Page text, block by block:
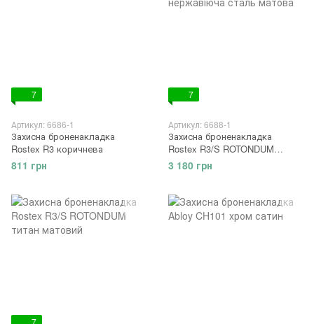
7
Артикул: 6686-1
Захисна броненакладка
Rostex R3 коричнева
811 грн
7
Артикул: 6688-1
Захисна броненакладка
Rostex R3/S ROTONDUM
нержавіюча сталь матова
3 180 грн
7